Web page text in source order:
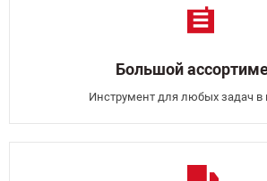
Большой
Инструмент для любых задач в